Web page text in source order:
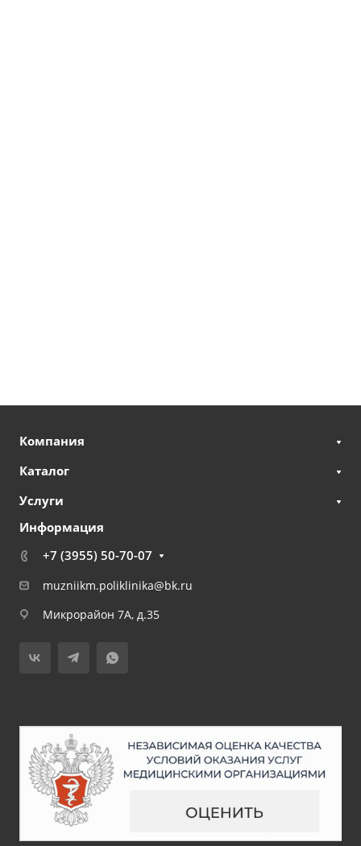
Компания
Каталог
Услуги
Информация
+7 (3955) 50-70-07
muzniikm.poliklinika@bk.ru
Микрорайон 7А, д.35